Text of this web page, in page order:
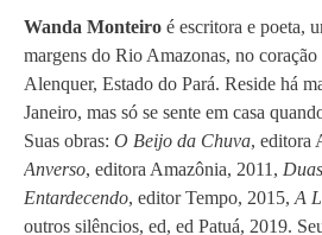
Wanda Monteiro é escritora e poeta,
margens do Rio Amazonas, no
Alenquer, Estado do Pará. Reside há
Janeiro, mas só se sente em casa
Suas obras: O Beijo da Chuva, editora
Anverso, editora Amazônia, 2011,
Entardecendo, editor Tempo, 2015,A
outros silêncios, ed, ed Patuá, 2019.